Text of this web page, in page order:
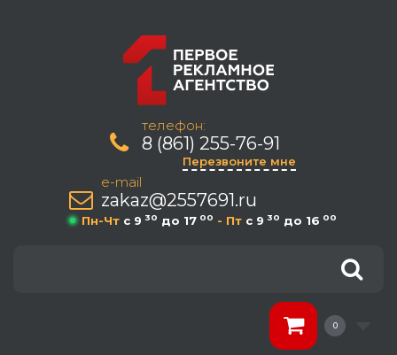
телефон:
8 (861) 255-76-91
Перезвоните мне
e-mail
zakaz@2557691.ru
Пн-Чт c 9 30 до 17 00 - Пт c 9 30 до 16 00
0